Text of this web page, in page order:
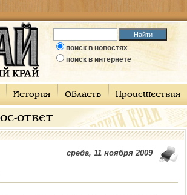
поиск в новостях
поиск в интернете
История Область Происшествия
ответ
среда, 11 ноября 2009